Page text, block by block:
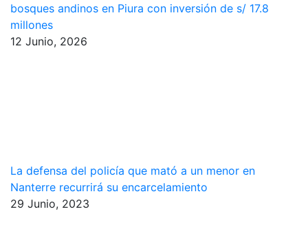
bosques andinos en Piura con inversión de s/ 17.8
millones
12 Junio, 2026
La defensa del policía que mató a un menor en
Nanterre recurrirá su encarcelamiento
29 Junio, 2023